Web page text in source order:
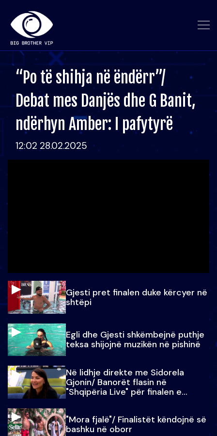
“Po të shihja në ëndërr”/
Debat mes Danjës dhe G Banit,
ndërhyn Amber: I pafytyrë
12:02 28.02.2025
Gjesti pret finalen duke kërcyer në
shtëpi
Egli dhe Gjesti shkëmbejnë puthje
teksa shijojnë muzikën në pishinë
Në lidhje direkte me Sidorela
Gjonin/ Banorët flasin në
"Shqipëria Live" për finalen e
"Mora fjalë"/ Finalistët këndojnë së
bashku në oborr